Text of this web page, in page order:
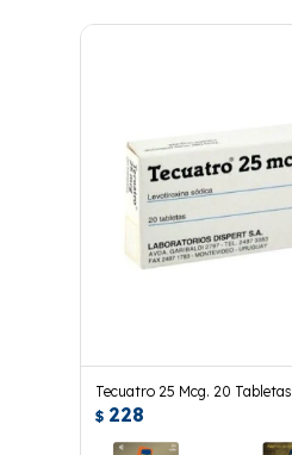
Tecuatro 25 Mcg. 20 Tabletas
$ 228